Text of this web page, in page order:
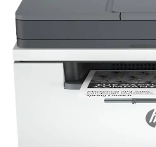
MONITORI
DODATNA
OPREMA